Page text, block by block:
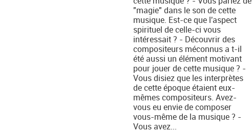
"magie" dans le son de cette
musique. Est-ce que l'aspect
spirituel de celle-ci vous
intéressait ? - Découvrir des
compositeurs méconnus a t-il
été aussi un élément motivant
pour jouer de cette musique ? -
Vous disiez que les interprètes
de cette époque étaient eux-
mêmes compositeurs. Avez-
vous eu envie de composer
vous-même de la musique ? -
Vous avez...